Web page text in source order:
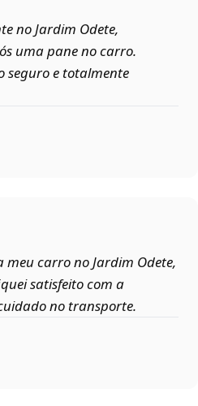
no Jardim Odete,
uma pane no carro.
seguro e totalmente
meu carro no Jardim Odete,
satisfeito com a
no transporte.